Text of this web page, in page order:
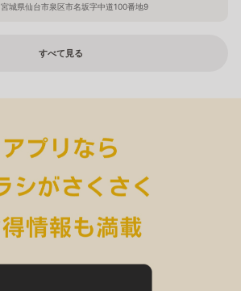
宮城県仙台市泉区市名坂字中道100番地9
すべて見る